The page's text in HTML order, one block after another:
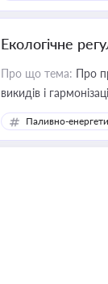
Екологічне
Про що тема: Про
викидів і
Паливно-